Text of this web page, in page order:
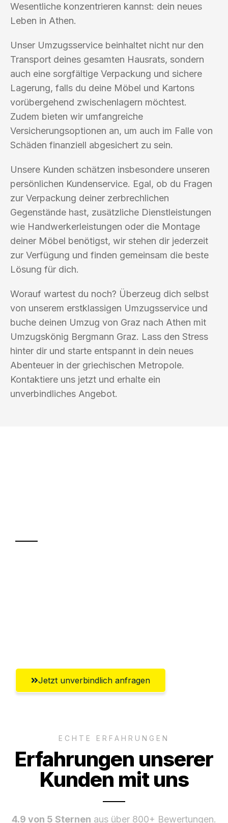
Wesentliche konzentrieren kannst: dein neues
Leben in Athen.
Unser Umzugsservice beinhaltet nicht nur den
Transport deines gesamten Hausrats, sondern
auch eine sorgfältige Verpackung und sichere
Lagerung, falls du deine Möbel und Kartons
vorübergehend zwischenlagern möchtest.
Zudem bieten wir umfangreiche
Versicherungsoptionen an, um auch im Falle von
Schäden finanziell abgesichert zu sein.
Unsere Kunden schätzen insbesondere unseren
persönlichen Kundenservice. Egal, ob du Fragen
zur Verpackung deiner zerbrechlichen
Gegenstände hast, zusätzliche Dienstleistungen
wie Handwerkerleistungen oder die Montage
deiner Möbel benötigst, wir stehen dir jederzeit
zur Verfügung und finden gemeinsam die beste
Lösung für dich.
Worauf wartest du noch? Überzeug dich selbst
von unserem erstklassigen Umzugsservice und
buche deinen Umzug von Graz nach Athen mit
Umzugskönig Bergmann Graz. Lass den Stress
hinter dir und starte entspannt in dein neues
Abenteuer in der griechischen Metropole.
Kontaktiere uns jetzt und erhalte ein
unverbindliches Angebot.
Jetzt unverbindlich anfragen
ECHTE ERFAHRUNGEN
Erfahrungen unserer
Kunden mit uns
4.9 von 5 Sternen aus über 800+ Bewertungen.